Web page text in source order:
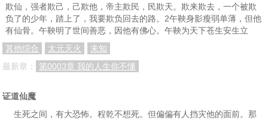
欺仙，强者欺己，己欺他，帝主欺民，民欺天。欺来欺去，一个被欺
负了的少年，踏上了，我要欺负回去的路。2午鞅身影瘦弱单薄，但他
有仙骨。午鞅明了世间善恶，因他有佛心。午鞅为天下苍生安生立
其他综合
太元天火
未知
最新章：
第0003章 我的人生你不懂
证道仙魔
生死之间，有大恐怖。程乾不想死。但偏偏有人挡灾他的面前。那